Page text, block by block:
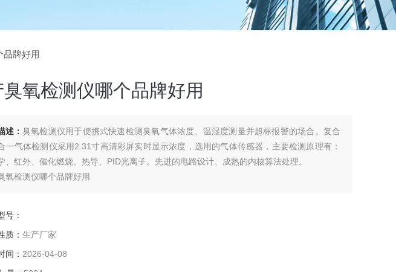
牌好用
臭氧检测仪哪个品牌好用
述： 臭氧检测仪用于便携式快速检测臭氧气体浓度、温湿度测量并超标报警的场合。复合
一气体检测仪采用2.31寸高清彩屏实时显示浓度，选用的气体传感器，主要检测原理有：
、红外、催化燃烧、热导、PID光离子。先进的电路设计、成熟的内核算法处理。
氧检测仪哪个品牌好用
号：
质： 生产厂家
间： 2026-04-08